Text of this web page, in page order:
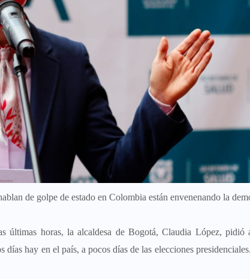
de golpe de estado en Colombia están envenenando la
últimas horas, la alcaldesa de Bogotá, Claudia López, pidió
días hay en el país, a pocos días de las elecciones